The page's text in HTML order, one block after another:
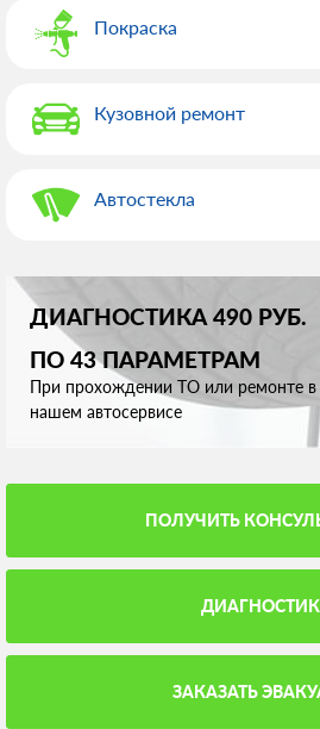
Покраска
Кузовной ремонт
Автостекла
ДИАГНОСТИКА 490 РУБ.
ПО 43 ПАРАМЕТРАМ
При прохождении ТО или ремонте в
нашем автосервисе
ПОЛУЧИТЬ
ЗАКАЗАТЬ